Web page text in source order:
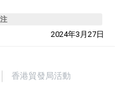
2024年3月27日
香港貿發局活動